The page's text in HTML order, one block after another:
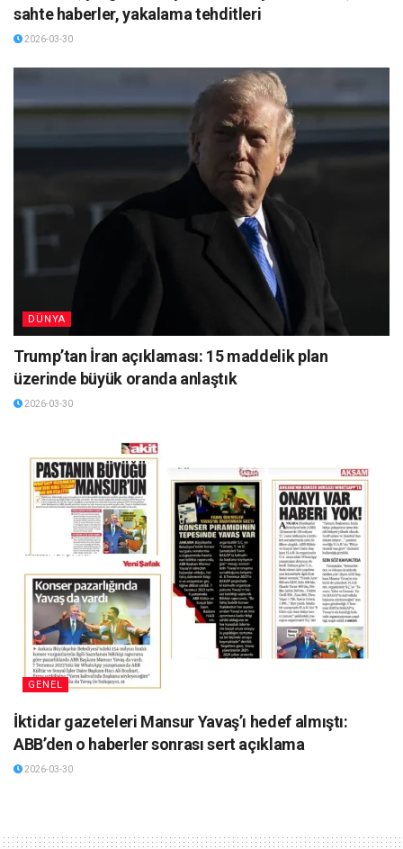
sahte haberler, yakalama tehditleri
2026-03-30
DÜNYA
Trump’tan İran açıklaması: 15 maddelik plan
üzerinde büyük oranda anlaştık
2026-03-30
GENEL
İktidar gazeteleri Mansur Yavaş’ı hedef almıştı:
ABB’den o haberler sonrası sert açıklama
2026-03-30